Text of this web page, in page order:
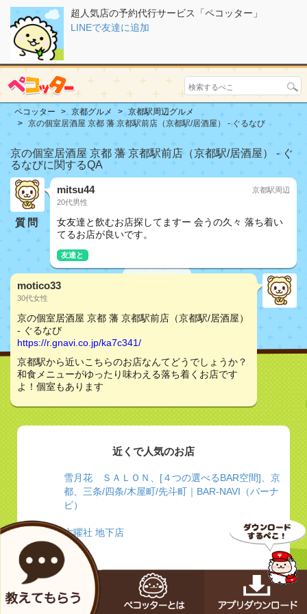
超人気店の予約代行サービス「ペコッター」
LINEで友達に追加
ペコッター 京都グルメ
京都駅周辺グルメ
京の個室居酒屋 京都 藩 京都駅前店（京都駅/居酒屋） - ぐるなび
京の個室居酒屋 京都 藩 京都駅前店（京都駅/居酒屋） - ぐ
るなびに関するQA
質問
mitsu44
20代男性
京都駅周辺
女友達と飲むお店探してますー 会うの久々 落ち着い
てるお店が良いです。
友達と
motico33
30代女性
京の個室居酒屋 京都 藩 京都駅前店（京都駅/居酒屋）
- ぐるなび
https://r.gnavi.co.jp/ka7c341/
京都駅から近いこちらのお店なんてどうでしょうか？
和食メニューがゆったり味わえる落ち着くお店です
よ！個室もあります
近くで人気のお店
雪月花 ＳＡＬＯＮ、[４つの選べるBAR空間]、京
都、三条/四条/木屋町/先斗町｜BAR-NAVI（バーナ
ビ）
六曜社 地下店
バー K家